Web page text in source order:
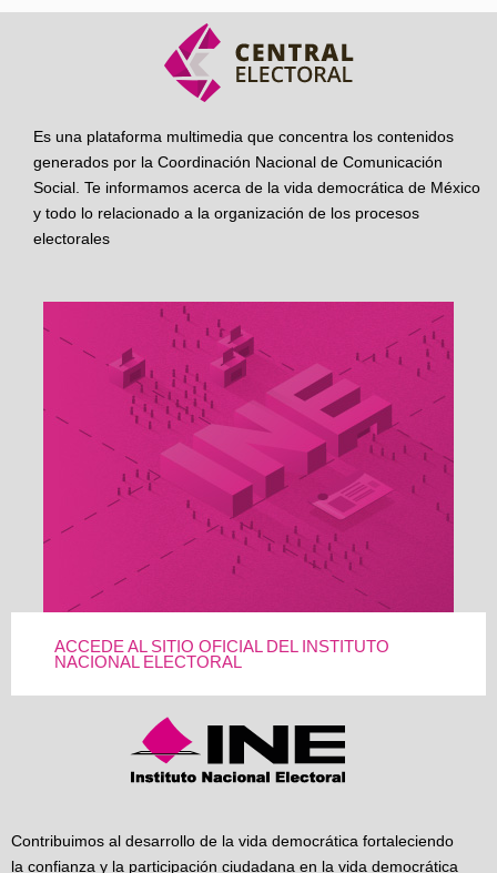
Es una plataforma multimedia que concentra los contenidos
generados por la Coordinación Nacional de Comunicación
Social. Te informamos acerca de la vida democrática de México
y todo lo relacionado a la organización de los procesos
electorales
ACCEDE AL SITIO OFICIAL DEL INSTITUTO
NACIONAL ELECTORAL
Contribuimos al desarrollo de la vida democrática fortaleciendo
la confianza y la participación ciudadana en la vida democrática